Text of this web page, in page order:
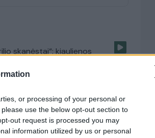
or processing of your personal or
use the below opt-out section to
out request is processed you may
information utilized by us or personal
skanėstai“: kiaulienos
skanėstai: vištienos
kitaip